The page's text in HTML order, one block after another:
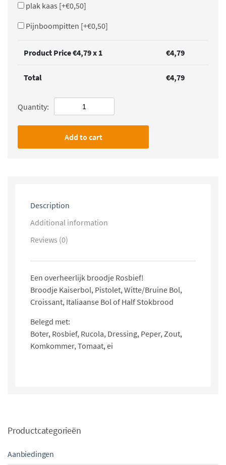
plak kaas [+€0,50]
Pijnboompitten [+€0,50]
Product Price €4,79x 1 €4,79
Total €4,79
Quantity:
Add to cart
Description
Additional information
Reviews (0)
Een overheerlijk broodje Rosbief!
Broodje Kaiserbol, Pistolet, Witte/Bruine Bol,
Croissant, Italiaanse Bol of Half Stokbrood
Belegd met:
Boter, Rosbief, Rucola, Dressing, Peper, Zout,
Komkommer, Tomaat, ei
Productcategorieën
Aanbiedingen